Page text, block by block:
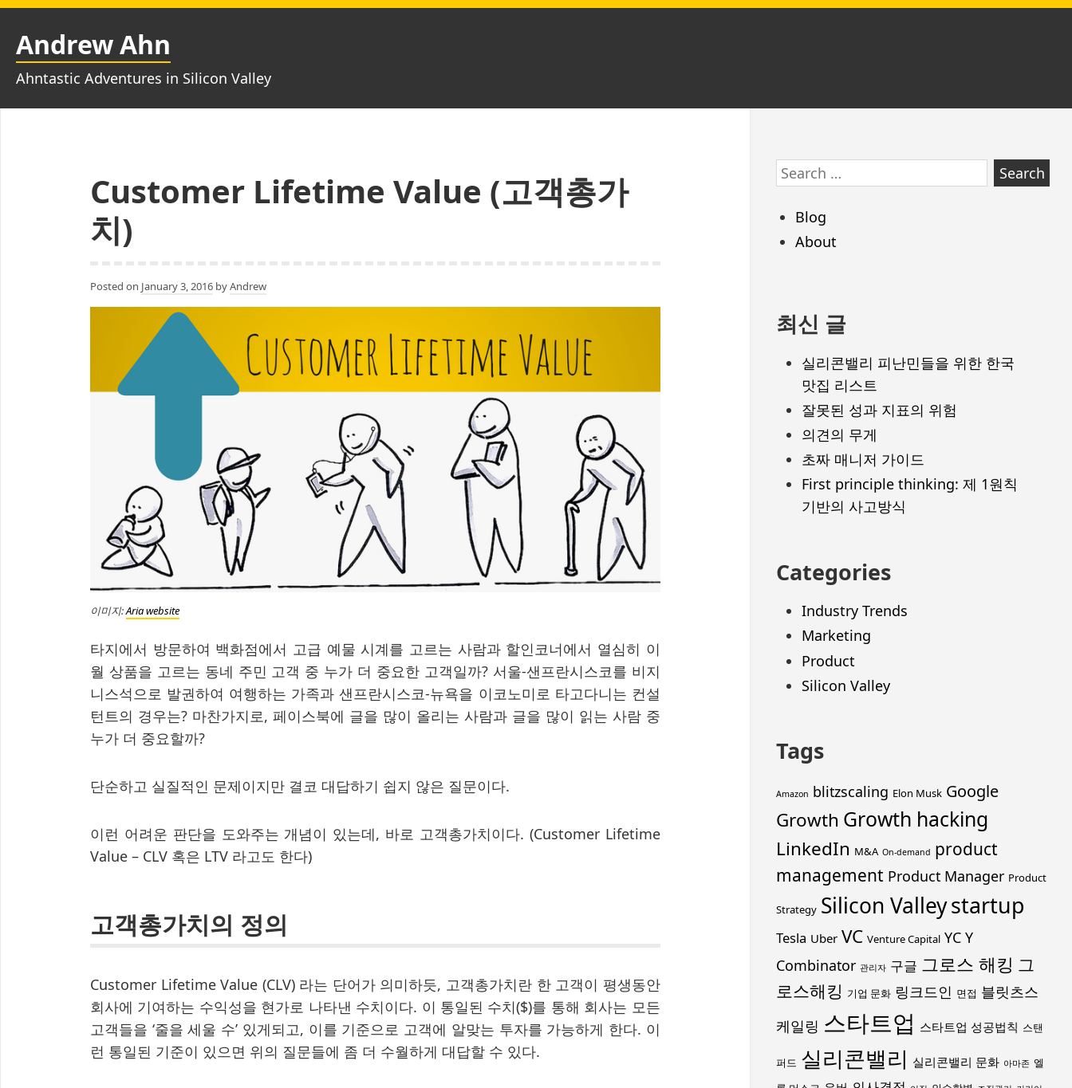
Skip
content
Andrew Ahn
Ahntastic Adventures in Silicon Valley
Customer Lifetime Value (고객총가
치)
Posted on January 3, 2016 byAndrew
이미지:Aria website
타지에서 방문하여 백화점에서 고급 예물 시계를 고르는 사람과 할인코너에서 열심히 이
월 상품을 고르는 동네 주민 고객 중 누가 더 중요한 고객일까? 서울-샌프란시스코를 비지
니스석으로 발권하여 여행하는 가족과 샌프란시스코-뉴욕을 이코노미로 타고다니는 컨설
턴트의 경우는? 마찬가지로, 페이스북에 글을 많이 올리는 사람과 글을 많이 읽는 사람 중
누가 더 중요할까?
단순하고 실질적인 문제이지만 결코 대답하기 쉽지 않은 질문이다.
이런 어려운 판단을 도와주는 개념이 있는데, 바로 고객총가치이다. (Customer Lifetime
Value – CLV 혹은 LTV 라고도 한다)
고객총가치의 정의
Customer Lifetime Value (CLV) 라는 단어가 의미하듯, 고객총가치란 한 고객이 평생동안
회사에 기여하는 수익성을 현가로 나타낸 수치이다. 이 통일된 수치($)를 통해 회사는 모든
고객들을 ‘줄을 세울 수’ 있게되고, 이를 기준으로 고객에 알맞는 투자를 가능하게 한다. 이
런 통일된 기준이 있으면 위의 질문들에 좀 더 수월하게 대답할 수 있다.
Skip
to
footer
Search
for:
Blog
About
최신 글
실리콘밸리 피난민들을 위한 한국
맛집 리스트
잘못된 성과 지표의 위험
의견의 무게
초짜 매니저 가이드
First principle thinking: 제 1원칙
기반의 사고방식
Categories
Industry Trends
Marketing
Product
Silicon Valley
Tags
Amazon blitzscaling Elon Musk Google
Growth Growth hacking
LinkedIn M&A On-demand product
management Product Manager Product
Strategy Silicon Valleystartup
Tesla Uber VC Venture Capital YC Y
Combinator 관리자 구글 그로스 해킹 그
로스해킹 기업 문화 링크드인 면접 블릿츠스
케일링 스타트업 스타트업 성공법칙 스탠
퍼드 실리콘밸리 실리콘밸리 문화 아마존 엘